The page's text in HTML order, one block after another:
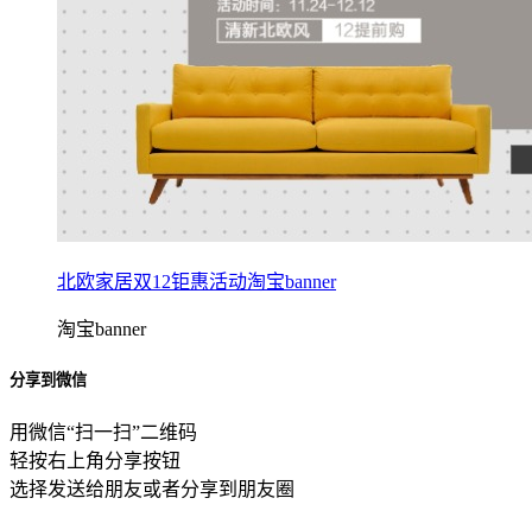
北欧家居双12钜惠活动淘宝banner
淘宝banner
分享到微信
用微信“扫一扫”二维码
轻按右上角分享按钮
选择发送给朋友或者分享到朋友圈